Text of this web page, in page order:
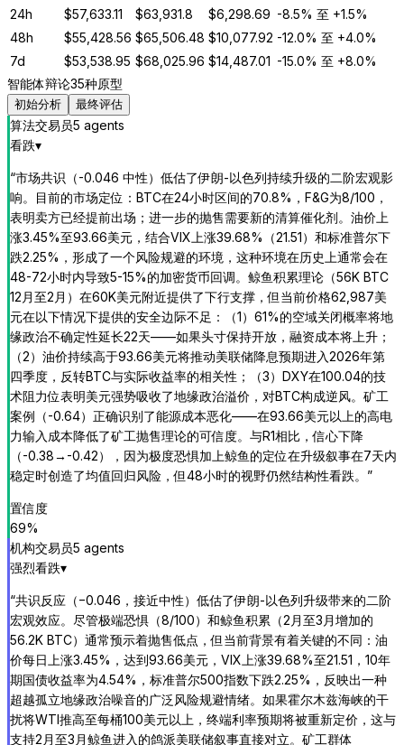
24h $57,633.11 $63,931.8 $6,298.69 -8.5% 至 +1.5%
48h
$55,428.56 $65,506.48 $10,077.92 -12.0% 至 +4.0%
7d
$53,538.95 $68,025.96 $14,487.01 -15.0% 至 +8.0%
智能体辩论35种原型
初始分析 最终评估
算法交易员5 agents
看跌▾
“市场共识（-0.046 中性）低估了伊朗-以色列持续升级的二阶宏观影
响。目前的市场定位：BTC在24小时区间的70.8%，F&G为8/100，
表明卖方已经提前出场；进一步的抛售需要新的清算催化剂。油价上
涨3.45%至93.66美元，结合VIX上涨39.68%（21.51）和标准普尔下
跌2.25%，形成了一个风险规避的环境，这种环境在历史上通常会在
48-72小时内导致5-15%的加密货币回调。鲸鱼积累理论（56K BTC
12月至2月）在60K美元附近提供了下行支撑，但当前价格62,987美
元在以下情况下提供的安全边际不足：（1）61%的空域关闭概率将地
缘政治不确定性延长22天——如果头寸保持开放，融资成本将上升；
（2）油价持续高于93.66美元将推动美联储降息预期进入2026年第
四季度，反转BTC与实际收益率的相关性；（3）DXY在100.04的技
术阻力位表明美元强势吸收了地缘政治溢价，对BTC构成逆风。矿工
案例（-0.64）正确识别了能源成本恶化——在93.66美元以上的高电
力输入成本降低了矿工抛售理论的可信度。与R1相比，信心下降
（-0.38→-0.42），因为极度恐惧加上鲸鱼的定位在升级叙事在7天内
稳定时创造了均值回归风险，但48小时的视野仍然结构性看跌。 ”
置信度
69%
机构交易员5 agents
强烈看跌▾
“共识反应（−0.046，接近中性）低估了伊朗-以色列升级带来的二阶
宏观效应。尽管极端恐惧（8/100）和鲸鱼积累（2月至3月增加的
56.2K BTC）通常预示着抛售低点，但当前背景有着关键的不同：油
价每日上涨3.45%，达到93.66美元，VIX上涨39.68%至21.51，10年
期国债收益率为4.54%，标准普尔500指数下跌2.25%，反映出一种
超越孤立地缘政治噪音的广泛风险规避情绪。如果霍尔木兹海峡的干
扰将WTI推高至每桶100美元以上，终端利率预期将被重新定价，这与
支持2月至3月鲸鱼进入的鸽派美联储叙事直接对立。矿工群体